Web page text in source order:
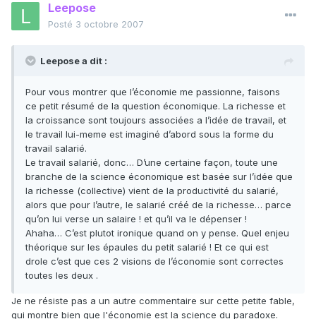
Leepose
Posté 3 octobre 2007
Leepose a dit :
Pour vous montrer que l’économie me passionne, faisons
ce petit résumé de la question économique. La richesse et
la croissance sont toujours associées a l’idée de travail, et
le travail lui-meme est imaginé d’abord sous la forme du
travail salarié.
Le travail salarié, donc… D’une certaine façon, toute une
branche de la science économique est basée sur l’idée que
la richesse (collective) vient de la productivité du salarié,
alors que pour l’autre, le salarié créé de la richesse… parce
qu’on lui verse un salaire ! et qu’il va le dépenser !
Ahaha… C’est plutot ironique quand on y pense. Quel enjeu
théorique sur les épaules du petit salarié ! Et ce qui est
drole c’est que ces 2 visions de l’économie sont correctes
toutes les deux .
Je ne résiste pas a un autre commentaire sur cette petite fable,
qui montre bien que l'économie est la science du paradoxe.